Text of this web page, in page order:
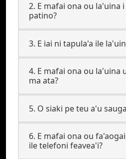
2. E mafai ona ou la'uina
patino?
3. E iai ni tapula'a ile
4. E mafai ona ou la'uina
ma ata?
5. O siaki pe teu a'u
6. E mafai ona ou
ile telefoni feavea'i?